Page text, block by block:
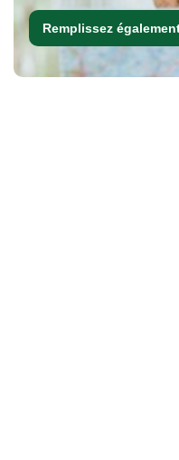
Remplissez